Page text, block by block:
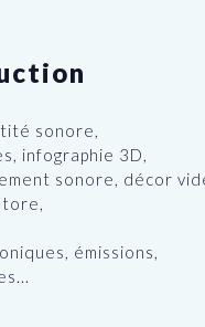
sonore,
infographie 3D,
sonore, décor
émissions,